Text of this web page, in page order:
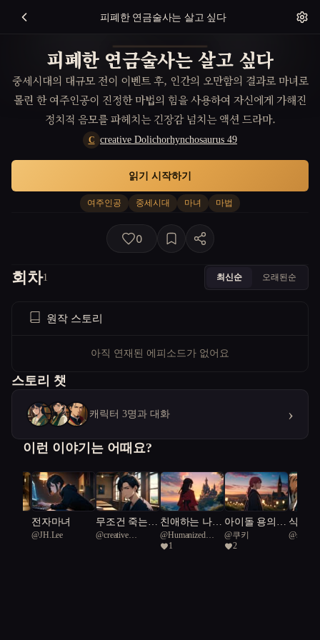
피폐한 연금술사는 살고 싶다
피폐한 연금술사는 살고 싶다
중세시대의 대규모 전이 이벤트 후, 인간의 오만함의 결과로 마녀로
몰린 한 여주인공이 진정한 마법의 힘을 사용하여 자신에게 가해진
정치적 음모를 파헤치는 긴장감 넘치는 액션 드라마.
C creative Dolichorhynchosaurus 49
여주인공 중세시대 마녀 마법
읽기 시작하기
0
회차1 최신순 오래된순
원작 스토리
아직 연재된 에피소드가 없어요
스토리 챗
캐릭터 3명과 대화 ›
이런 이야기는 어때요?
전자마녀
@JH.Lee
무조건 죽는
서브히로인을
@creative
친애하는 나의
괴수에게
@Humanized
Black Turtle 13
1
아이돌 용의자
사건
@쿠키
2
식인
전설
@